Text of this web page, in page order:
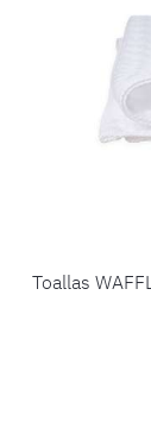
Toallas